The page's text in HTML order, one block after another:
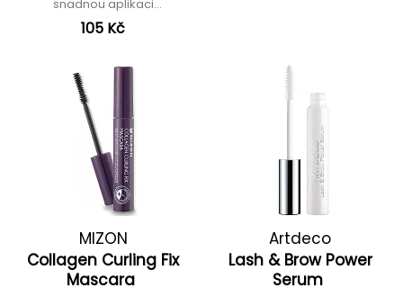
snadnou aplikaci
magnetických řas
105 Kč
MIZON
Collagen Curling Fix
Mascara
Artdeco
Lash & Brow Power
Serum